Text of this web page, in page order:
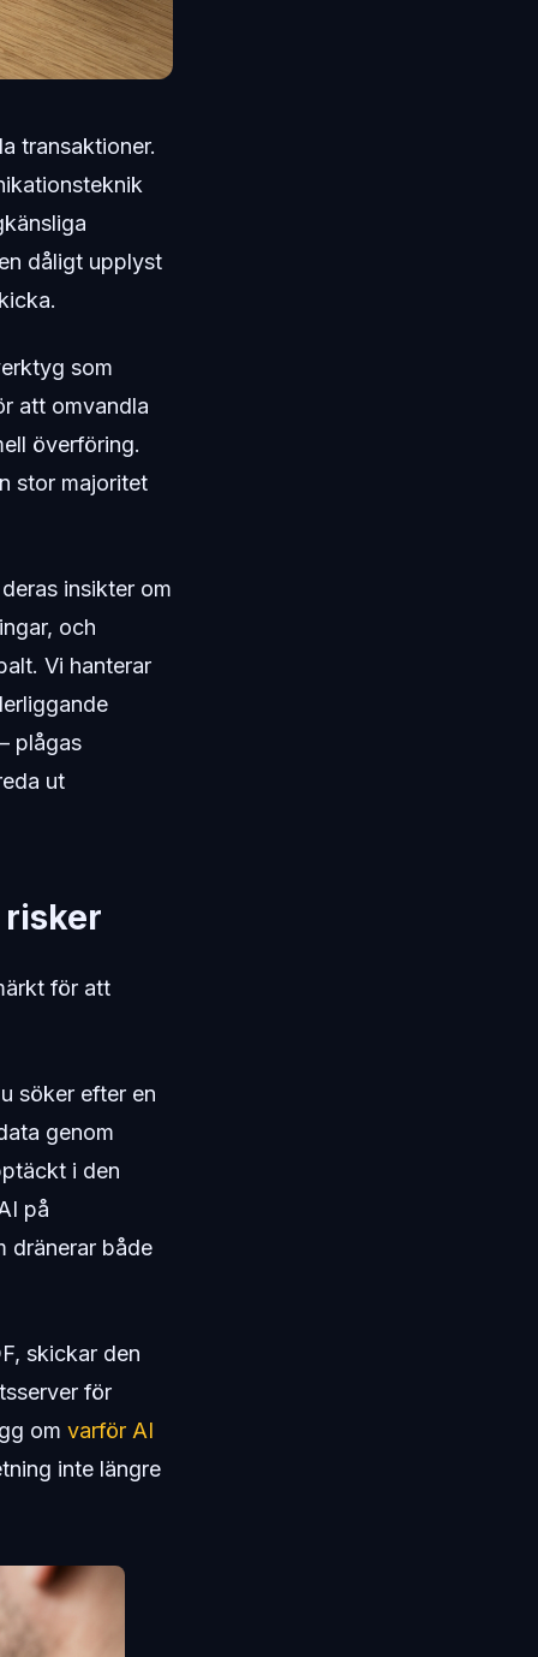
transaktioner.
dåligt upplyst
som
att omvandla
överföring.
stor majoritet
insikter om
och
Vi hanterar
plågas
ut
för att
söker efter en
genom
i den
på
dränerar både
skickar den
för
om varför AI
inte längre